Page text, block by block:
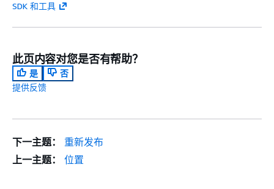
SDK 和工具
此页内容对您是否有帮助？
是
否
提供反馈
下一主题：
重新发布
上一主题：
位置